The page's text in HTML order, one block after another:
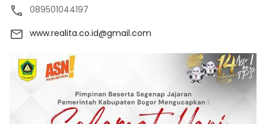
089501044197
www.realita.co.id@gmail.com